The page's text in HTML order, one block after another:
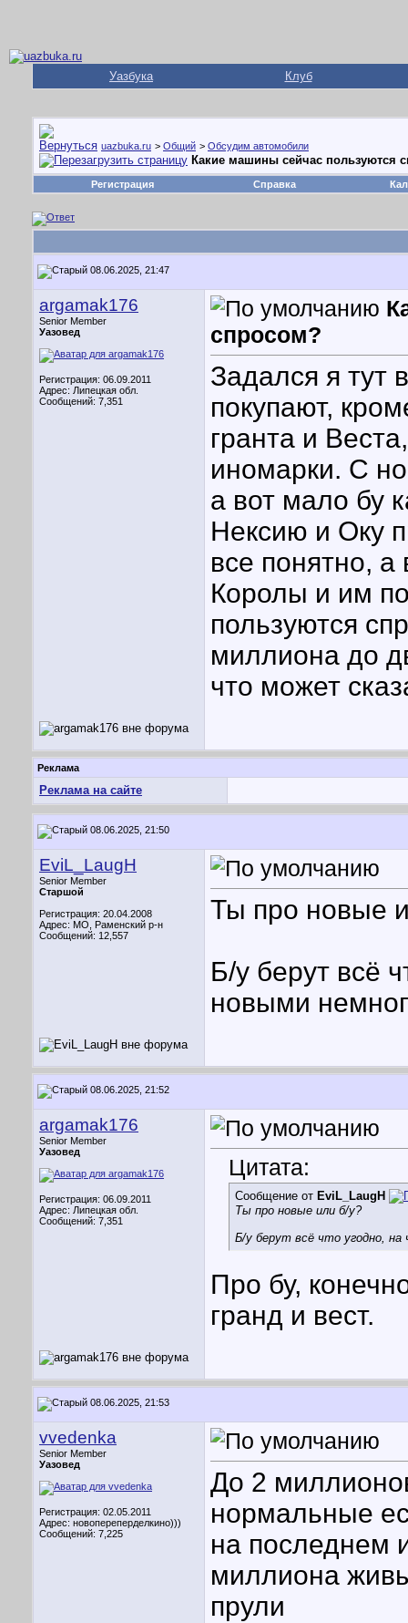
Уазбука Клуб
uazbuka.ru > Общий > Обсудим автомобили
Какие машины сейчас пользуются
Регистрация Справка
08.06.2025, 21:47
argamak176
Senior Member
Уазовед
Регистрация: 06.09.2011
Адрес: Липецкая обл.
Сообщений: 7,351
спросом?
Задался я тут
покупают,
гранта и
иномарки. С
а вот мало бу
Нексию и Оку
все понятно,
Королы и им
пользуются
миллиона до
что может
Реклама
Реклама на сайте
08.06.2025, 21:50
EviL_LaugH
Senior Member
Старшой
Регистрация: 20.04.2008
Адрес: МО, Раменский р-н
Сообщений: 12,557
Ты про новые
Б/у берут всё
новыми
08.06.2025, 21:52
argamak176
Senior Member
Уазовед
Регистрация: 06.09.2011
Адрес: Липецкая обл.
Сообщений: 7,351
Цитата:
Сообщение от EviL_LaugH
Ты про новые или б/у?
Б/у берут всё что угодно,
Про бу,
гранд и вест.
08.06.2025, 21:53
vvedenka
Senior Member
Уазовед
Регистрация: 02.05.2011
Адрес: новопереперделкино)))
Сообщений: 7,225
До 2
нормальные
на последнем
миллиона
прули